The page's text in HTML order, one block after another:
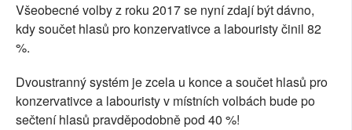
Všeobecné volby z roku 2017 se nyní zdají být dávno,
kdy součet hlasů pro konzervativce a labouristy činil 82
%.
Dvoustranný systém je zcela u konce a součet hlasů pro
konzervativce a labouristy v místních volbách bude po
sečtení hlasů pravděpodobně pod 40 %!